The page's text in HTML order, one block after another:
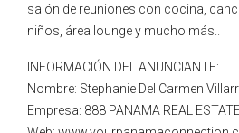
salón de reuniones con cocina,
niños, área lounge y mucho más..
INFORMACIÓN DEL ANUNCIANTE:
Nombre: Stephanie Del Carmen
Empresa: 888 PANAMA REAL